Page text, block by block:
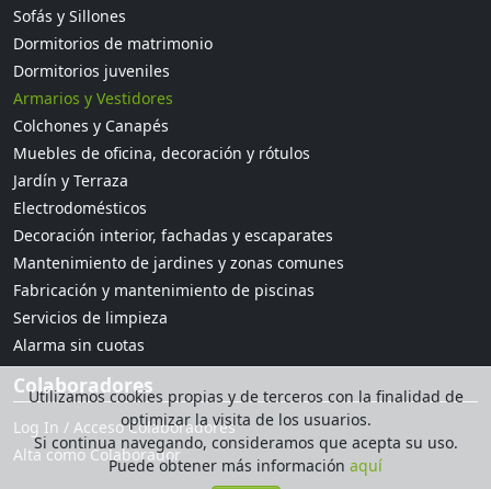
Utilizamos cookies propias y de terceros con la finalidad de
optimizar la visita de los usuarios.
Si continua navegando, consideramos que acepta su uso.
Puede obtener más información aquí
Sofás y Sillones
Dormitorios de matrimonio
Dormitorios juveniles
Armarios y Vestidores
Colchones y Canapés
Muebles de oficina, decoración y rótulos
Jardín y Terraza
Electrodomésticos
Decoración interior, fachadas y escaparates
Mantenimiento de jardines y zonas comunes
Fabricación y mantenimiento de piscinas
Servicios de limpieza
Alarma sin cuotas
Colaboradores
Log In / Acceso Colaboradores
Alta como Colaborador